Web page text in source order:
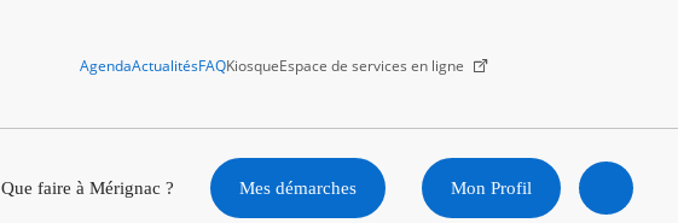
AgendaActualitésFAQKiosqueEspace de services en ligne
Que faire à Mérignac ? Mes démarches Mon Profil